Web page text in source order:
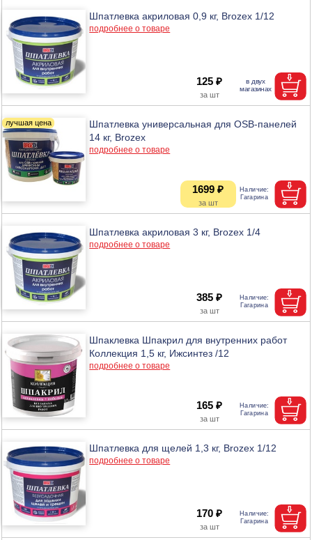
Шпатлевка акриловая 0,9 кг, Brozex 1/12
подробнее о товаре
125 ₽
Шпатлевка универсальная для OSB-панелей
14 кг, Brozex
подробнее о товаре
1699 ₽
Шпатлевка акриловая 3 кг, Brozex 1/4
подробнее о товаре
385 ₽
Шпаклевка Шпакрил для внутренних работ
Коллекция 1,5 кг, Ижсинтез /12
подробнее о товаре
165 ₽
Шпатлевка для щелей 1,3 кг, Brozex 1/12
подробнее о товаре
170 ₽